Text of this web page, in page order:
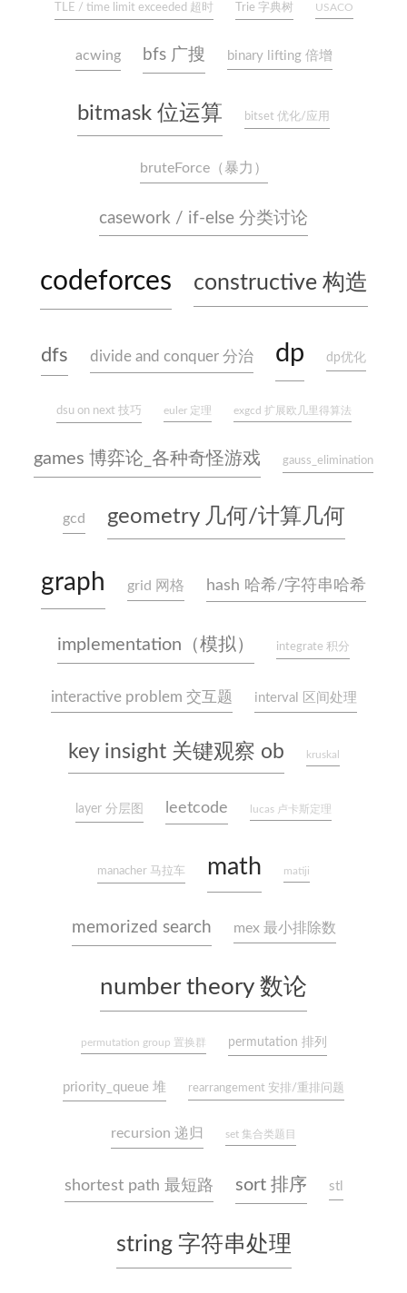
TLE / time limit exceeded 超时 Trie 字典树 USACO
acwing bfs 广搜 binary lifting 倍增
bitmask 位运算 bitset 优化/应用
bruteForce（暴力）
casework / if-else 分类讨论
codeforces constructive 构造
dfs divide and conquer 分治 dp dp优化
dsu on next 技巧 euler 定理 exgcd 扩展欧几里得算法
games 博弈论_各种奇怪游戏 gauss_elimination
gcd geometry 几何/计算几何
graph grid 网格 hash 哈希/字符串哈希
implementation（模拟） integrate 积分
interactive problem 交互题 interval 区间处理
key insight 关键观察 ob kruskal
layer 分层图 leetcode lucas 卢卡斯定理
manacher 马拉车 math matiji
memorized search mex 最小排除数
number theory 数论
permutation group 置换群 permutation 排列
priority_queue 堆 rearrangement 安排/重排问题
recursion 递归 set 集合类题目
shortest path 最短路 sort 排序 stl
string 字符串处理